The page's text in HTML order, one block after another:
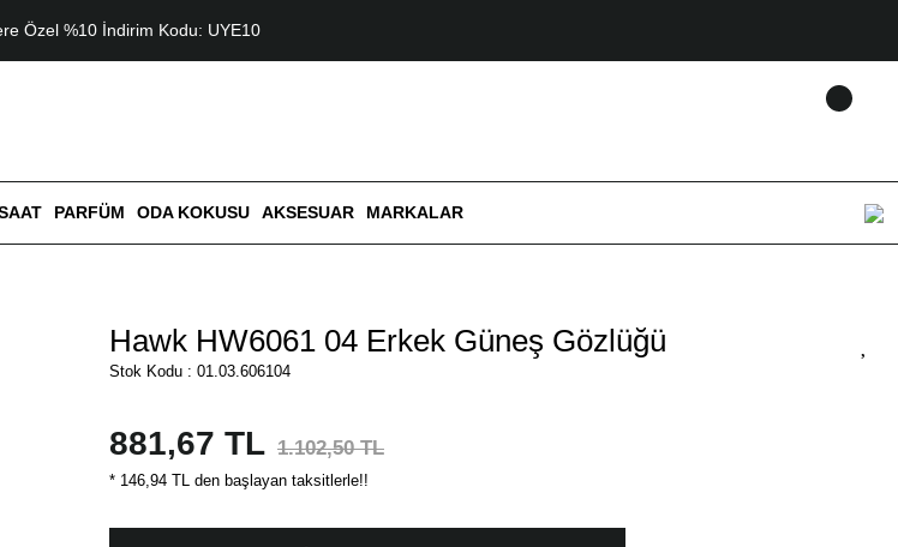
Özel %10 İndirim Kodu: UYE10
PARFÜM ODA KOKUSU AKSESUAR MARKALAR
Hawk HW6061 04 Erkek Güneş Gözlüğü
Stok Kodu : 01.03.606104
881,67 TL 1.102,50 TL
* 146,94 TL den başlayan taksitlerle!!